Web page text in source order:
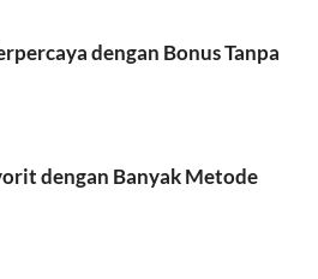
dengan Bonus Tanpa
dengan Banyak Metode